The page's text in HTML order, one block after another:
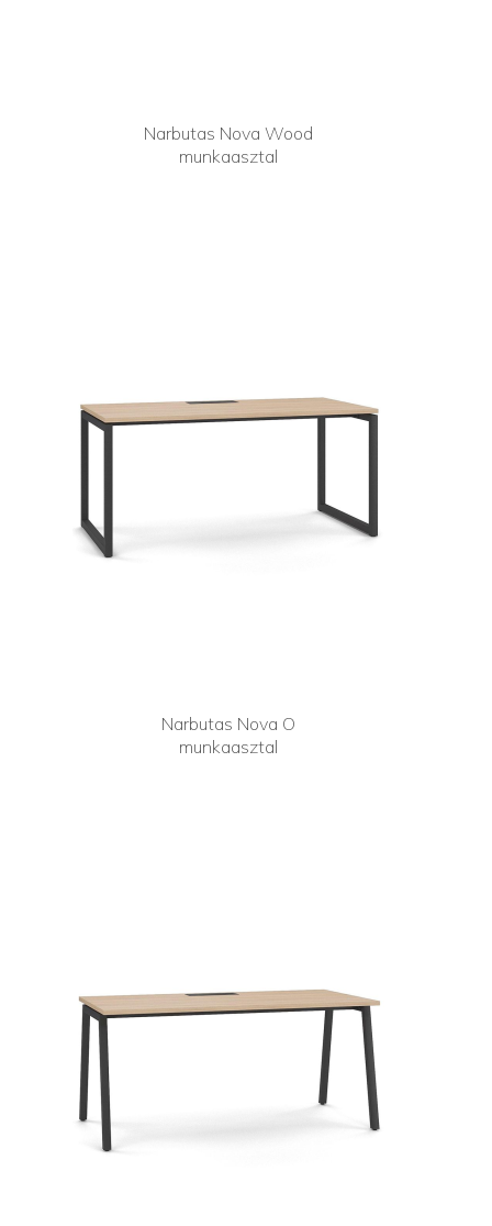
Narbutas Nova Wood
munkaasztal
Narbutas Nova O
munkaasztal